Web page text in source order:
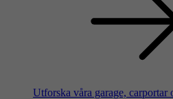
Utforska våra garage, carportar